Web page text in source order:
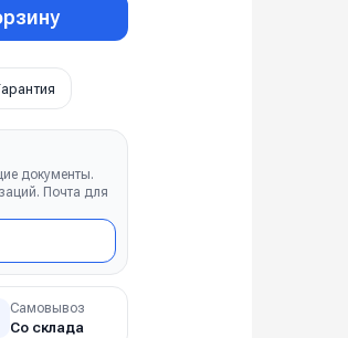
документы.
Почта для
Самовывоз
Со склада